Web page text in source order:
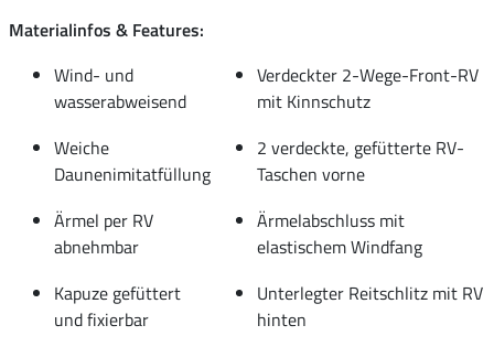
Materialinfos & Features:
Wind- und
wasserabweisend
Verdeckter 2-Wege-Front-RV
mit Kinnschutz
Weiche
Daunenimitatfüllung
2 verdeckte, gefütterte RV-
Taschen vorne
Ärmel per RV
abnehmbar
Ärmelabschluss mit
elastischem Windfang
Kapuze gefüttert
und fixierbar
Unterlegter Reitschlitz mit RV
hinten